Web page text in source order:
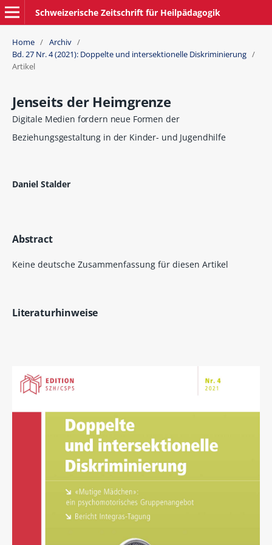
Schweizerische Zeitschrift für Heilpädagogik
Home / Archiv /
Bd. 27 Nr. 4 (2021): Doppelte und intersektionelle Diskriminierung /
Artikel
Jenseits der Heimgrenze
Digitale Medien fordern neue Formen der
Beziehungsgestaltung in der Kinder- und Jugendhilfe
Daniel Stalder
Abstract
Keine deutsche Zusammenfassung für diesen Artikel
Literaturhinweise